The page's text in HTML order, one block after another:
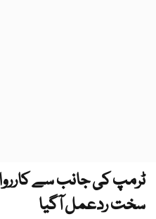
ٹرمپ کی جانب سے
سخت ردعمل آگیا